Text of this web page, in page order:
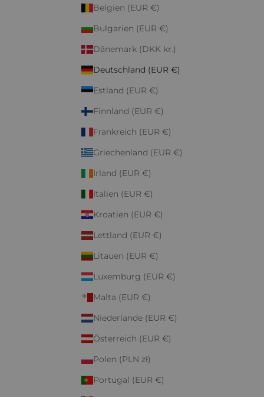
Belgien (EUR €)
Bulgarien (EUR €)
Dänemark (DKK kr.)
Deutschland (EUR €)
Estland (EUR €)
Finnland (EUR €)
Frankreich (EUR €)
Griechenland (EUR €)
Irland (EUR €)
Italien (EUR €)
Kroatien (EUR €)
Lettland (EUR €)
Litauen (EUR €)
Luxemburg (EUR €)
Malta (EUR €)
Niederlande (EUR €)
Österreich (EUR €)
Polen (PLN zł)
Portugal (EUR €)